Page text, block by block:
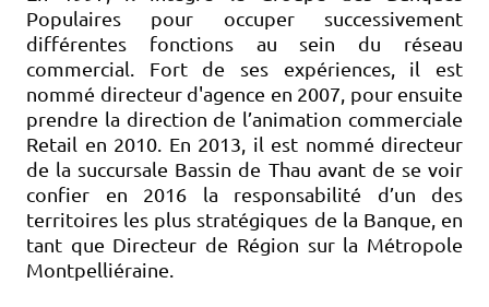
Populaires pour occuper successivement
différentes fonctions au sein du réseau
commercial. Fort de ses expériences, il est
nommé directeur d'agence en 2007, pour ensuite
prendre la direction de l’animation commerciale
Retail en 2010. En 2013, il est nommé directeur
de la succursale Bassin de Thau avant de se voir
confier en 2016 la responsabilité d’un des
territoires les plus stratégiques de la Banque, en
tant que Directeur de Région sur la Métropole
Montpelliéraine.